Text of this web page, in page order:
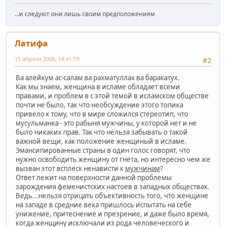
...и следуют они лишь своим предположениям
Латифа
#2
15 апреля 2006, 14:41:19
Ва алейкум ас-салам ва рахматуллах ва баракатух.
Как мы знаем, женщина в исламе обладает всеми
правами, и проблем в с этой темой в исламском обществе
почти не было, так что необсуждение этого топика
привело к тому, что в мире сложился стереотип, что
мусульманка - это рабыня мужчины, у которой нет и не
было никаких прав. Так что нельзя забывать о такой
важной вещи, как положение женщиный в исламе.
Эмансипированные страны в один голос говорят, что
нужно освободить женщину от гнёта, но интересно чем же
вызван этот всплеск ненависти к мужчинам?
Ответ лежит на поверхности данной проблемы
зарождения феменистских настоев в западных обществах.
Ведь...нельзя отрицать объективность того, что женщине
на западе в средние века пришлось испытать на себе
унижение, притеснение и презрение, и даже было время,
когда женщину исключали из рода человеческого и